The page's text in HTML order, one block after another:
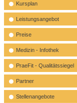
Kursplan
Leistungsangebot
Preise
Medizin - Infothek
PraeFit - Qualitätssiegel
Partner
Stellenangebote